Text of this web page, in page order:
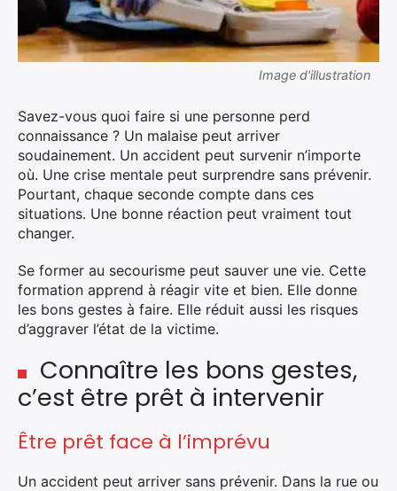
Image d'illustration
Savez-vous quoi faire si une personne perd
connaissance ? Un malaise peut arriver
soudainement. Un accident peut survenir n’importe
où. Une crise mentale peut surprendre sans prévenir.
Pourtant, chaque seconde compte dans ces
situations. Une bonne réaction peut vraiment tout
changer.
Se former au secourisme peut sauver une vie. Cette
formation apprend à réagir vite et bien. Elle donne
les bons gestes à faire. Elle réduit aussi les risques
d’aggraver l’état de la victime.
Connaître les bons gestes,
c’est être prêt à intervenir
Être prêt face à l’imprévu
Un accident peut arriver sans prévenir. Dans la rue ou